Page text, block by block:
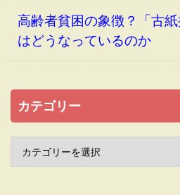
高齢者貧困の象徴？「古
はどうなっているのか
カテゴリー